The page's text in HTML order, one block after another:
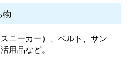
物
ニーカー）、ベルト、サン
用品など。